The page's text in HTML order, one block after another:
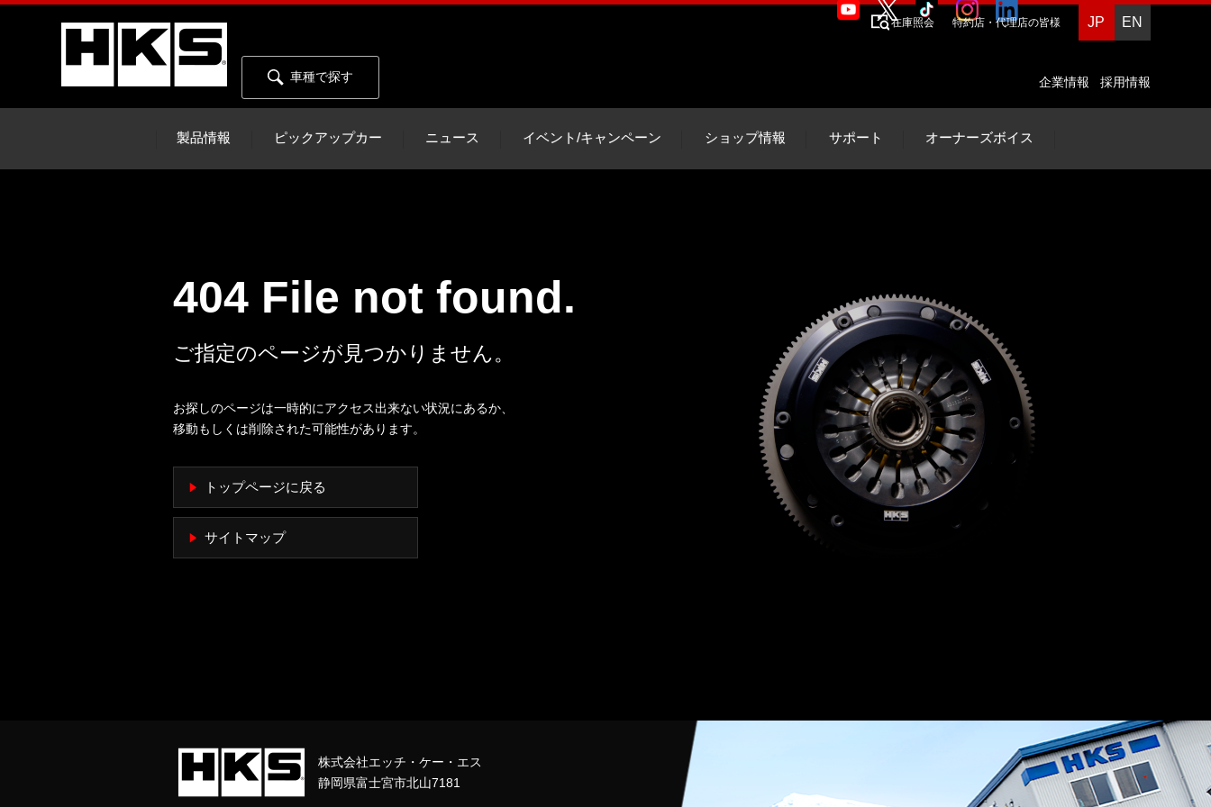
車種で探す 企業情報 採用情報
在庫照会 特約店・代理店の皆様 JP EN
製品情報 ピックアップカー ニュース イベント/キャンペーン ショップ情報 サポート オーナーズボイス
404 File not found.
ご指定のページが見つかりません。
お探しのページは一時的にアクセス出来ない状況にあるか、
移動もしくは削除された可能性があります。
トップページに戻る
サイトマップ
株式会社エッチ・ケー・エス
静岡県富士宮市北山7181